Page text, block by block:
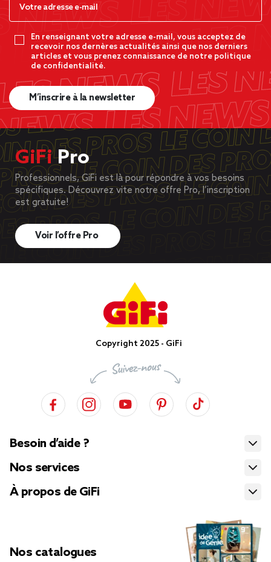
En renseignant votre adresse e-mail, vous acceptez de
recevoir nos dernères actualités ainsi que nos derniers
articles et vous prenez connaissance de notre politique
de confidentialité.
M’inscrire à la newsletter
GiFiPro
Professionnels, GiFi est là pour répondre à vos besoins
spécifiques. Découvrez vite notre offre Pro, l’inscription
est gratuite!
Voir l’offre Pro
Copyright 2025 - GiFi
Besoin d’aide ?
Nos services
À propos de GiFi
Nos catalogues